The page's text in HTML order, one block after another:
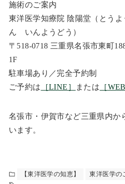
施術のご案内
東洋医学知療院 陰陽堂（とう
ん いんようどう）
〒518-0718 三重県名張市東町
1F
駐車場あり／完全予約制
ご予約は ［LINE］ または ［
名張市・伊賀市など三重県内か
います。
【東洋医学の知恵】 東洋医学の